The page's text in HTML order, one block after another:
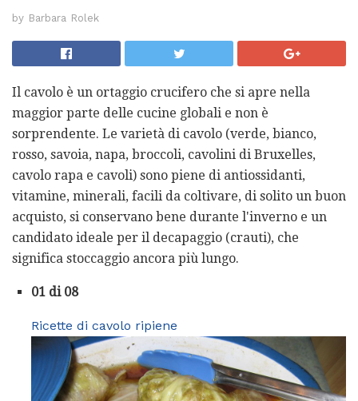
by Barbara Rolek
Il cavolo è un ortaggio crucifero che si apre nella
maggior parte delle cucine globali e non è
sorprendente. Le varietà di cavolo (verde, bianco,
rosso, savoia, napa, broccoli, cavolini di Bruxelles,
cavolo rapa e cavoli) sono piene di antiossidanti,
vitamine, minerali, facili da coltivare, di solito un buon
acquisto, si conservano bene durante l'inverno e un
candidato ideale per il decapaggio (crauti), che
significa stoccaggio ancora più lungo.
01 di 08
Ricette di cavolo ripiene